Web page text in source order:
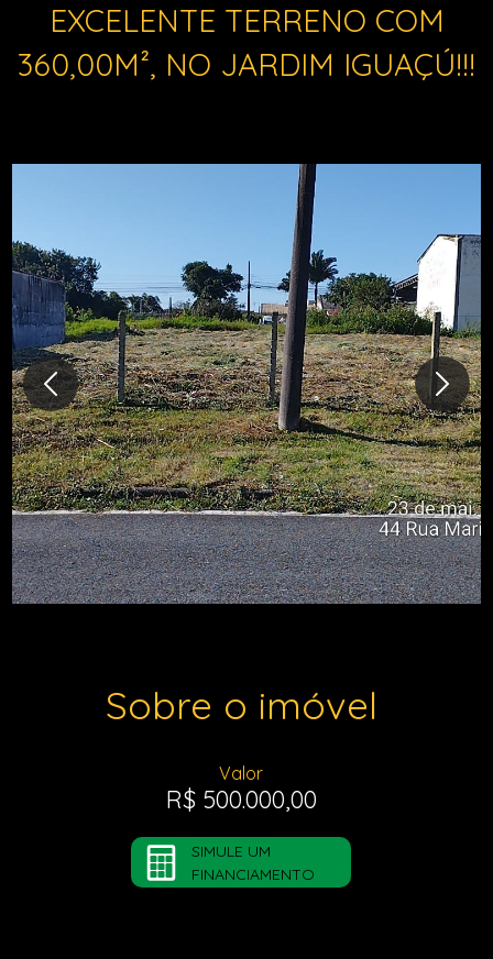
EXCELENTE TERRENO COM
360,00M², NO JARDIM IGUAÇÚ!!!
Sobre o imóvel
Valor
R$ 500.000,00
SIMULE UM
FINANCIAMENTO